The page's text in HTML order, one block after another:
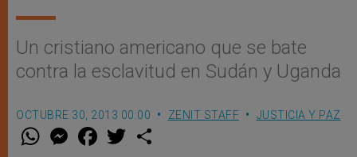
Un cristiano americano que se bate
contra la esclavitud en Sudán y Uganda
OCTUBRE 30, 2013 00:00 ZENIT STAFF JUSTICIA Y PAZ
W M
e
F
a w